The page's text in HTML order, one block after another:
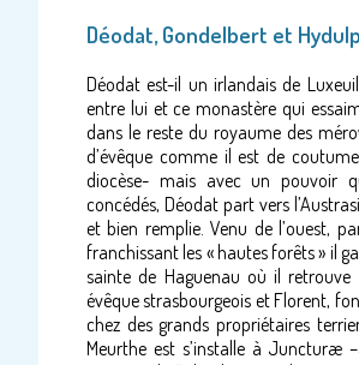
Déodat, Gondelbert et
Déodat est-il un irlandais de
entre lui et ce monastère qui
dans le reste du royaume des
d’évêque comme il est de
diocèse- mais avec un pouvoir
concédés, Déodat part vers
et bien remplie. Venu de l’ouest,
franchissant les « hautes forêts » il
sainte de Haguenau où il
évêque strasbourgeois et Florent,
chez des grands propriétaires
Meurthe est s’installe à Juncturæ